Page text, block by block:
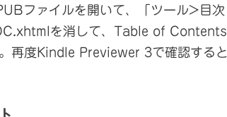
ファイルを開いて、「ツール>目次
を消して、Table of Contents
再度Kindle Previewer 3で確認すると